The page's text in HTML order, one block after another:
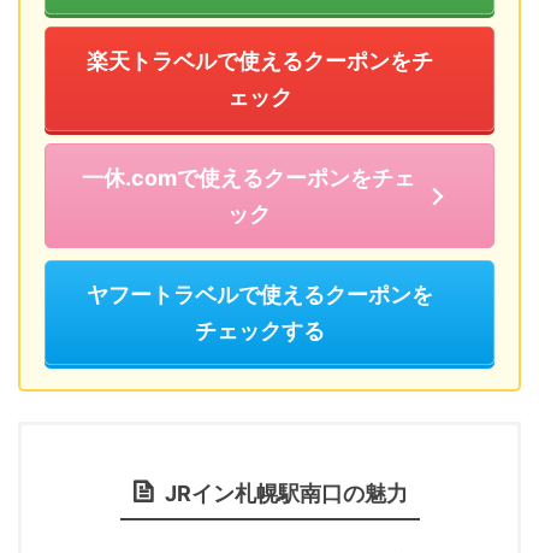
楽天トラベルで使えるクーポンをチ
ェック
一休.comで使えるクーポンをチェ
ック
ヤフートラベルで使えるクーポンを
チェックする
JRイン札幌駅南口の魅力